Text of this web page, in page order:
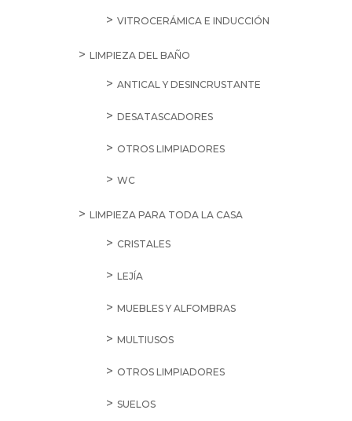
VITROCERÁMICA E INDUCCIÓN
LIMPIEZA DEL BAÑO
ANTICAL Y DESINCRUSTANTE
DESATASCADORES
OTROS LIMPIADORES
WC
LIMPIEZA PARA TODA LA CASA
CRISTALES
LEJÍA
MUEBLES Y ALFOMBRAS
MULTIUSOS
OTROS LIMPIADORES
SUELOS